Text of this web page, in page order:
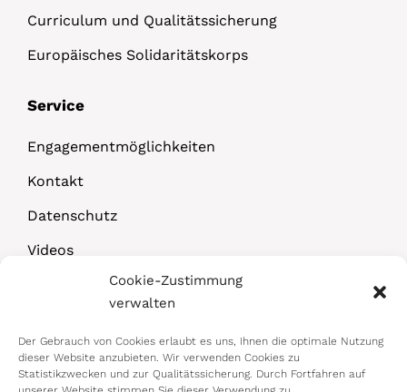
Cookie-Zustimmung
verwalten
Der Gebrauch von Cookies erlaubt es uns, Ihnen die optimale Nutzung
dieser Website anzubieten. Wir verwenden Cookies zu
Statistikzwecken und zur Qualitätssicherung. Durch Fortfahren auf
Curriculum und Qualitätssicherung
Europäisches Solidaritätskorps
Service
Engagementmöglichkeiten
Kontakt
Datenschutz
Videos